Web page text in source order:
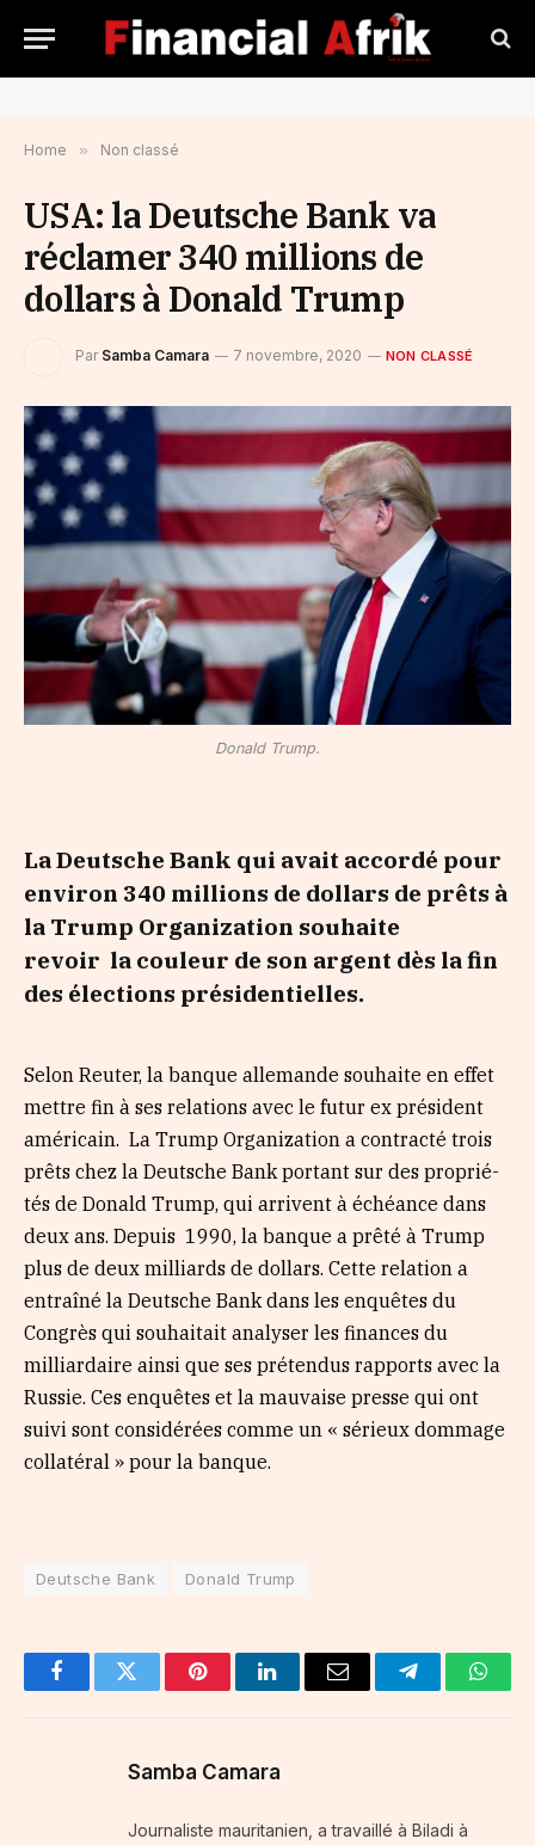
Home » Non classé
USA: la Deutsche Bank va
réclamer 340 millions de
dollars à Donald Trump
Par Samba Camara 7 novembre, 2020 NON CLASSÉ
Donald Trump.
La Deutsche Bank qui avait accordé pour
envi­ron 340 millions de dollars de prêts à
la Trump Orga­ni­za­tion souhaite
revoir la couleur de son argent dès la fin
des élec­tions prési­den­tielles.
Selon Reuter, la banque allemande souhaite en effet
mettre fin à ses rela­tions avec le futur ex président
améri­cain. La Trump Orga­ni­za­tion a contracté trois
prêts chez la Deutsche Bank portant sur des proprié­
tés de Donald Trump, qui arrivent à échéance dans
deux ans. Depuis 1990, la banque a prêté à Trump
plus de deux milliards de dollars. Cette rela­tion a
entraîné la Deutsche Bank dans les enquêtes du
Congrès qui souhai­tait analy­ser les finances du
milliar­daire ainsi que ses préten­dus rapports avec la
Russie. Ces enquêtes et la mauvaise presse qui ont
suivi sont consi­dé­rées comme un « sérieux dommage
colla­té­ral » pour la banque.
Deutsche Bank Donald Trump
FacebookTwitter PinterestLinkedInEmail Telegram
Samba Camara
Journaliste mauritanien, a travaillé à Biladi à